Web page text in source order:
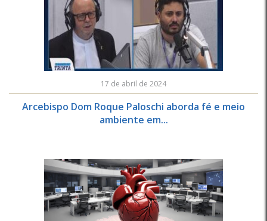
17 de abril de 2024
Arcebispo Dom Roque Paloschi aborda fé e meio
ambiente em...